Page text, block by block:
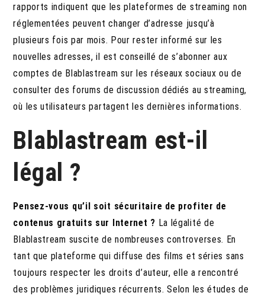
rapports indiquent que les plateformes de streaming non
réglementées peuvent changer d’adresse jusqu’à
plusieurs fois par mois. Pour rester informé sur les
nouvelles adresses, il est conseillé de s’abonner aux
comptes de Blablastream sur les réseaux sociaux ou de
consulter des forums de discussion dédiés au streaming,
où les utilisateurs partagent les dernières informations.
Blablastream est-il
légal ?
Pensez-vous qu’il soit sécuritaire de profiter de
contenus gratuits sur Internet ? La légalité de
Blablastream suscite de nombreuses controverses. En
tant que plateforme qui diffuse des films et séries sans
toujours respecter les droits d’auteur, elle a rencontré
des problèmes juridiques récurrents. Selon les études de